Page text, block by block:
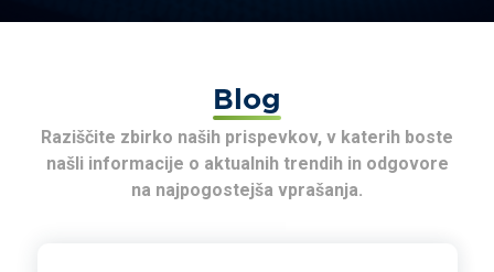
Blog
Raziščite zbirko naših prispevkov, v katerih boste
našli informacije o aktualnih trendih in odgovore
na najpogostejša vprašanja.